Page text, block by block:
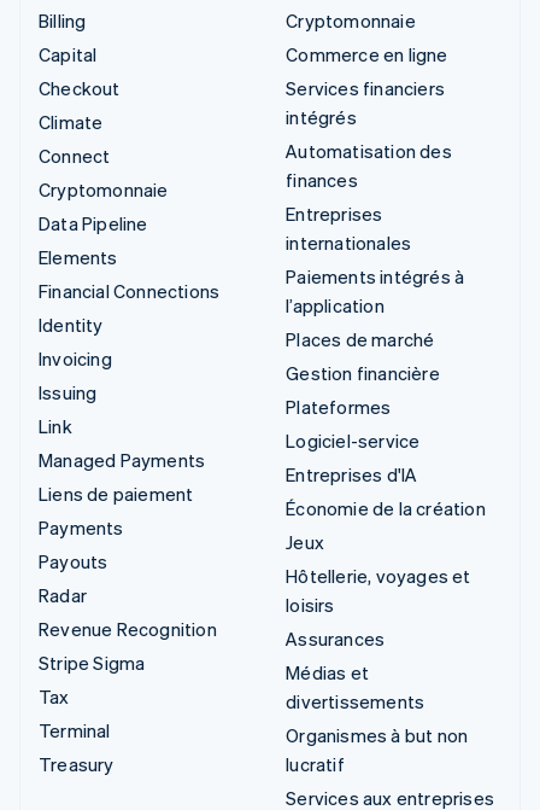
Billing
Capital
Checkout
Climate
Connect
Cryptomonnaie
Data Pipeline
Elements
Financial Connections
Identity
Invoicing
Issuing
Link
Managed Payments
Liens de paiement
Payments
Payouts
Radar
Revenue Recognition
Stripe Sigma
Tax
Terminal
Treasury
Cryptomonnaie
Commerce en ligne
Services financiers
intégrés
Automatisation des
finances
Entreprises
internationales
Paiements intégrés à
l’application
Places de marché
Gestion financière
Plateformes
Logiciel-service
Entreprises d'IA
Économie de la création
Jeux
Hôtellerie, voyages et
loisirs
Assurances
Médias et
divertissements
Organismes à but non
lucratif
Services aux entreprises